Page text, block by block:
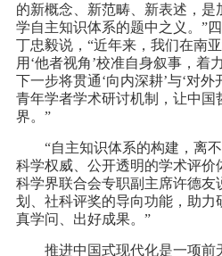
的新概念、新范畴、新表述，
学自主知识体系的题中之义。”
丁忠毅说，“近年来，我们在南
用‘他者视角’校准自身叙事，着
下一步将贯通‘向内深耕’与‘对
青年学者学术研讨机制，让中国
界。”
“自主知识体系的构建，离
科学权威、公开透明的学术评价
科学界联合会专职副主席许德友
划、社科评奖的导向功能，助力
真学问、出好成果。”
推进中国式现代化是一项前